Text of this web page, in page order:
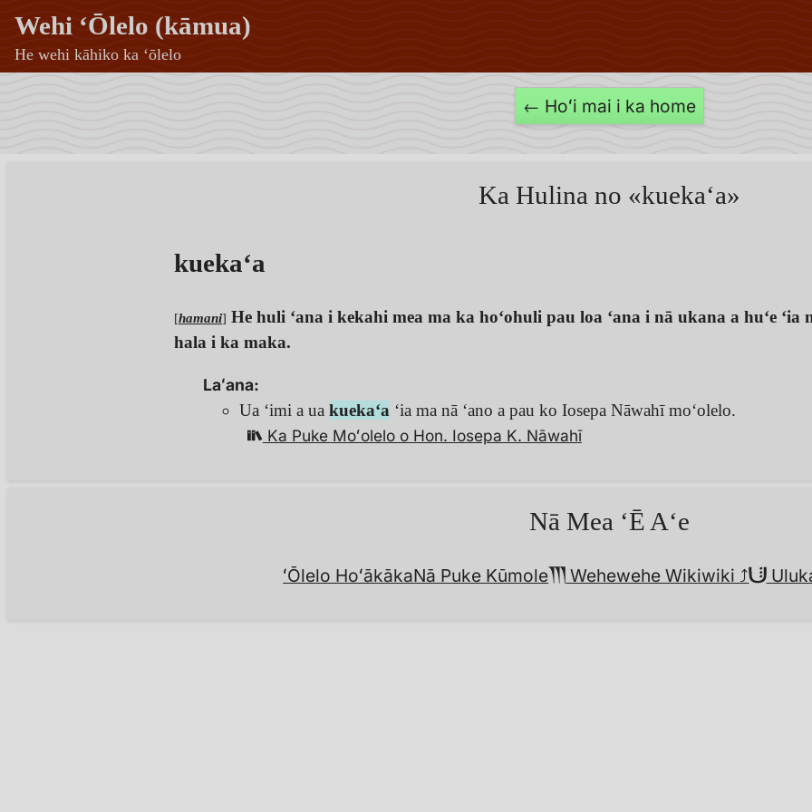
Wehi ʻŌlelo (kāmua)
He wehi kāhiko ka ʻōlelo
← Hoʻi mai i ka home
Ka Hulina no «kuekaʻa»
kuekaʻa
[hamani] He huli ʻana i kekahi mea ma ka hoʻohuli pau loa ʻana i nā ukana a huʻe ʻia
hala i ka maka.
Laʻana:
Ua ʻimi a ua kuekaʻa ʻia ma nā ʻano a pau ko Iosepa Nāwahī moʻolelo.
Ka Puke Moʻolelo o Hon. Iosepa K. Nāwahī
Nā Mea ʻĒ Aʻe
ʻŌlelo HoʻākākaNā Puke Kūmole Wehewehe Wikiwiki︎ ⤴︎